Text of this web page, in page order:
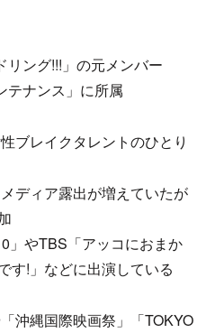
リング!!!」の元メンバー
テナンス」に所属
ブレイクタレントのひとり
ディア露出が増えていたが
」やTBS「アッコにおまか
す!」などに出演している
沖縄国際映画祭」「TOKYO